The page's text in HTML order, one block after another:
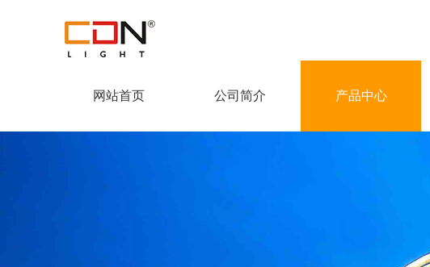
网站首页 公司简介 产品中心